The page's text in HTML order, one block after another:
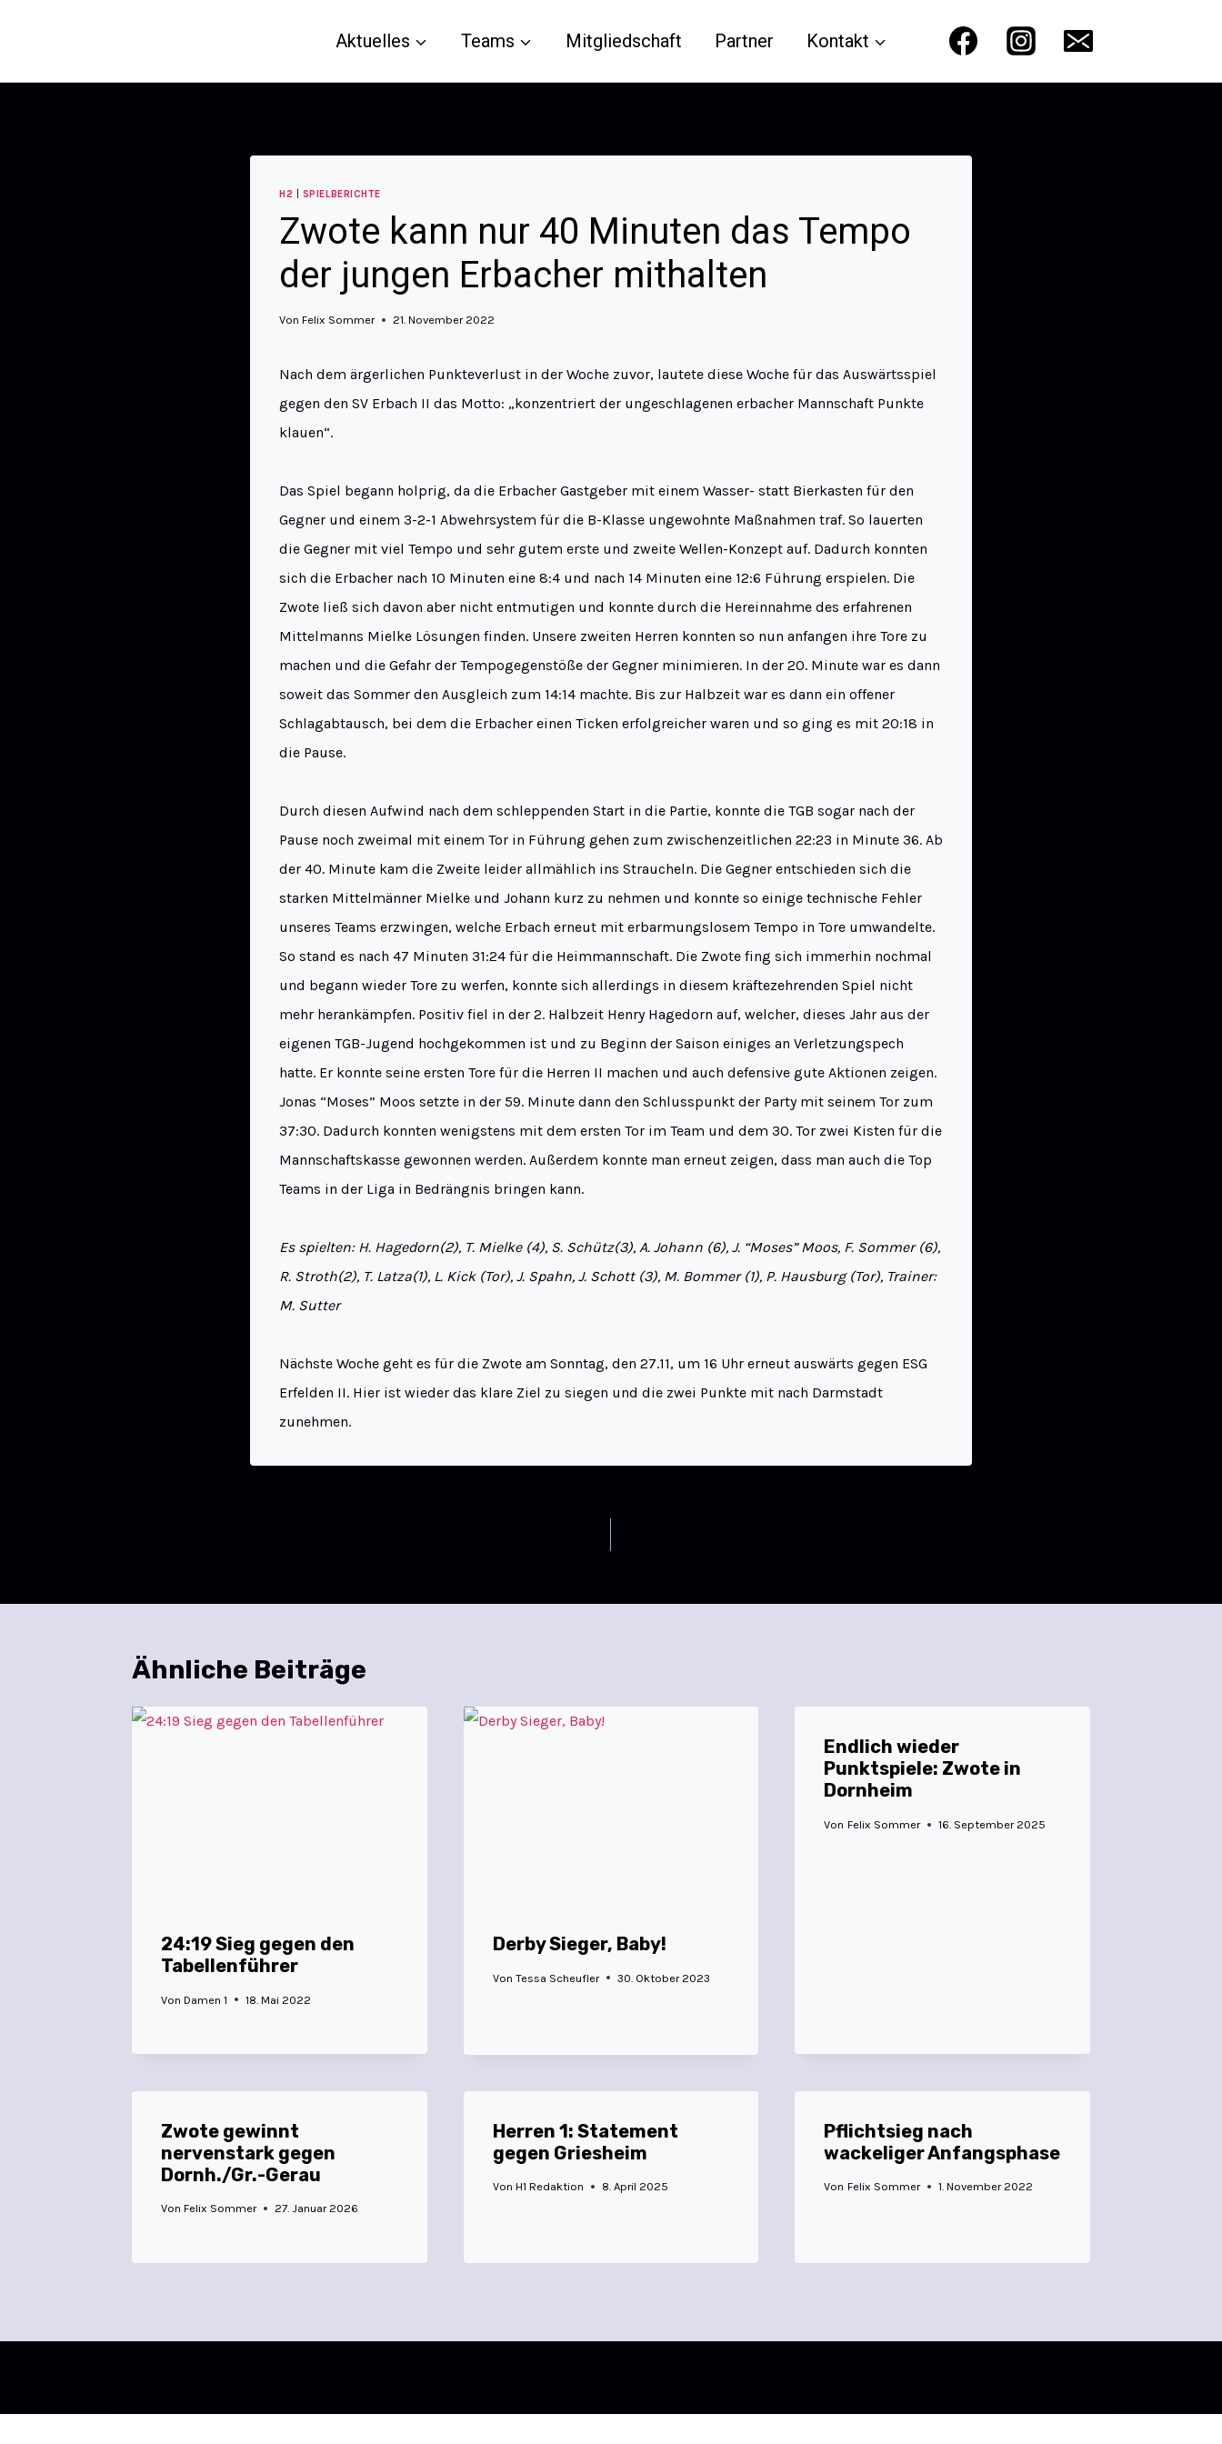
Aktuelles Teams Mitgliedschaft Partner Kontakt
H2 SPIELBERICHTE
Zwote kann nur 40 Minuten das Tempo
der jungen Erbacher mithalten
Von Felix Sommer 21. November 2022
Nach dem ärgerlichen Punkteverlust in der Woche zuvor, lautete diese Woche für das Auswärtsspiel
gegen den SV Erbach II das Motto: „konzentriert der ungeschlagenen erbacher Mannschaft Punkte
klauen“.
Das Spiel begann holprig, da die Erbacher Gastgeber mit einem Wasser- statt Bierkasten für den
Gegner und einem 3-2-1 Abwehrsystem für die B-Klasse ungewohnte Maßnahmen traf. So lauerten
die Gegner mit viel Tempo und sehr gutem erste und zweite Wellen-Konzept auf. Dadurch konnten
sich die Erbacher nach 10 Minuten eine 8:4 und nach 14 Minuten eine 12:6 Führung erspielen. Die
Zwote ließ sich davon aber nicht entmutigen und konnte durch die Hereinnahme des erfahrenen
Mittelmanns Mielke Lösungen finden. Unsere zweiten Herren konnten so nun anfangen ihre Tore zu
machen und die Gefahr der Tempogegenstöße der Gegner minimieren. In der 20. Minute war es dann
soweit das Sommer den Ausgleich zum 14:14 machte. Bis zur Halbzeit war es dann ein offener
Schlagabtausch, bei dem die Erbacher einen Ticken erfolgreicher waren und so ging es mit 20:18 in
die Pause.
Durch diesen Aufwind nach dem schleppenden Start in die Partie, konnte die TGB sogar nach der
Pause noch zweimal mit einem Tor in Führung gehen zum zwischenzeitlichen 22:23 in Minute 36. Ab
der 40. Minute kam die Zweite leider allmählich ins Straucheln. Die Gegner entschieden sich die
starken Mittelmänner Mielke und Johann kurz zu nehmen und konnte so einige technische Fehler
unseres Teams erzwingen, welche Erbach erneut mit erbarmungslosem Tempo in Tore umwandelte.
So stand es nach 47 Minuten 31:24 für die Heimmannschaft. Die Zwote fing sich immerhin nochmal
und begann wieder Tore zu werfen, konnte sich allerdings in diesem kräftezehrenden Spiel nicht
mehr herankämpfen. Positiv fiel in der 2. Halbzeit Henry Hagedorn auf, welcher, dieses Jahr aus der
eigenen TGB-Jugend hochgekommen ist und zu Beginn der Saison einiges an Verletzungspech
hatte. Er konnte seine ersten Tore für die Herren II machen und auch defensive gute Aktionen zeigen.
Jonas “Moses” Moos setzte in der 59. Minute dann den Schlusspunkt der Party mit seinem Tor zum
37:30. Dadurch konnten wenigstens mit dem ersten Tor im Team und dem 30. Tor zwei Kisten für die
Mannschaftskasse gewonnen werden. Außerdem konnte man erneut zeigen, dass man auch die Top
Teams in der Liga in Bedrängnis bringen kann.
Es spielten: H. Hagedorn(2), T. Mielke (4), S. Schütz(3), A. Johann (6), J. “Moses” Moos, F. Sommer (6),
R. Stroth(2), T. Latza(1), L. Kick (Tor), J. Spahn, J. Schott (3), M. Bommer (1), P. Hausburg (Tor), Trainer:
M. Sutter
Nächste Woche geht es für die Zwote am Sonntag, den 27.11, um 16 Uhr erneut auswärts gegen ESG
Erfelden II. Hier ist wieder das klare Ziel zu siegen und die zwei Punkte mit nach Darmstadt
zunehmen.
Ähnliche Beiträge
24:19 Sieg gegen den
Tabellenführer
Von Damen 1 18. Mai 2022
Derby Sieger, Baby!
Von Tessa Scheufler 30. Oktober 2023
Endlich wieder
Punktspiele: Zwote in
Dornheim
Von Felix Sommer 16. September 2025
Zwote gewinnt
nervenstark gegen
Dornh./Gr.-Gerau
Von Felix Sommer 27. Januar 2026
Herren 1: Statement
gegen Griesheim
Von H1 Redaktion 8. April 2025
Pflichtsieg nach
wackeliger Anfangsphase
Von Felix Sommer 1. November 2022